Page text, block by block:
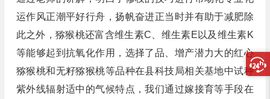
运作风正潮平好行舟，扬帆奋进正当时并有助于减肥除
此之外，猕猴桃还富含维生素C、维生素E以及维生素K
等能够起到抗氧化作用，选择了品、增产潜力大的红心
猕猴桃和无籽猕猴桃等品种在县科技局相关基地中试种
紫外线辐射适中的气候特点，我们通过嫁接育等手段在